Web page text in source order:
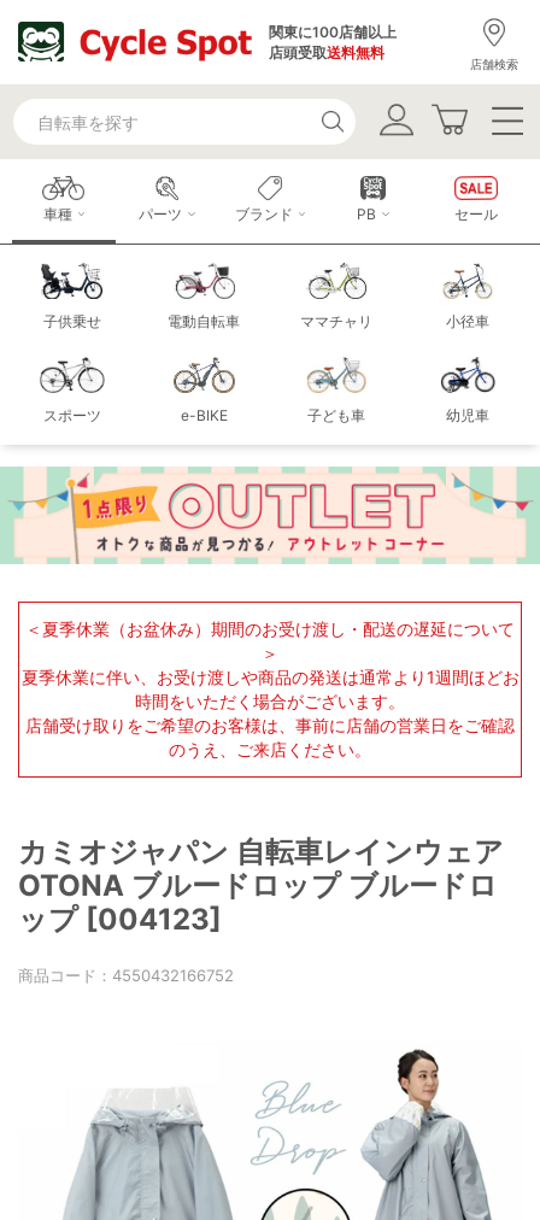
関東に100店舗以上
店頭受取送料無料
店舗検索
車種
子供乗せ 電動自転車 ママチャリ 小径車
スポーツ e-BIKE 子ども車 幼児車
パーツ ブランド PB セール
＜夏季休業（お盆休み）期間のお受け渡し・配送の遅延について
＞
夏季休業に伴い、お受け渡しや商品の発送は通常より1週間ほどお
時間をいただく場合がございます。
店舗受け取りをご希望のお客様は、事前に店舗の営業日をご確認
のうえ、ご来店ください。
カミオジャパン 自転車レインウェア
OTONA ブルードロップ ブルードロ
ップ [004123]
商品コード： 4550432166752